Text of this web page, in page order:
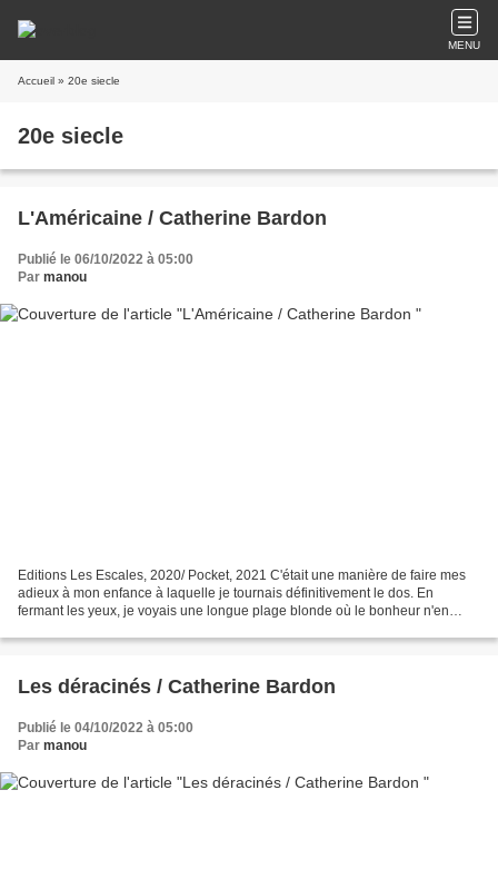
MENU
Accueil » 20e siecle
20e siecle
L'Américaine / Catherine Bardon
Publié le 06/10/2022 à 05:00
Par manou
Editions Les Escales, 2020/ Pocket, 2021 C'était une manière de faire mes
adieux à mon enfance à laquelle je tournais définitivement le dos. En
fermant les yeux, je voyais une longue plage blonde où le bonheur n'en
Les déracinés / Catherine Bardon
Publié le 04/10/2022 à 05:00
Par manou